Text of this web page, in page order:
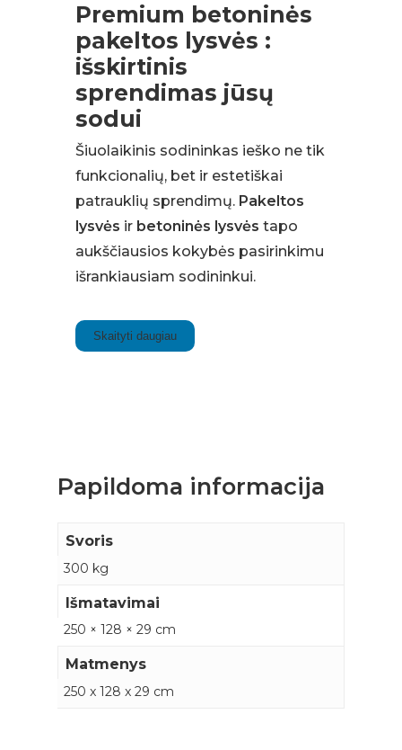
Premium betoninės
pakeltos lysvės :
išskirtinis
sprendimas jūsų
sodui
Šiuolaikinis sodininkas ieško ne tik
funkcionalių, bet ir estetiškai
patrauklių sprendimų. Pakeltos
lysvės ir betoninės lysvės tapo
aukščiausios kokybės pasirinkimu
išrankiausiam sodininkui.
Skaityti daugiau
Papildoma informacija
Svoris
300 kg
Išmatavimai
250 × 128 × 29 cm
Matmenys
250 x 128 x 29 cm